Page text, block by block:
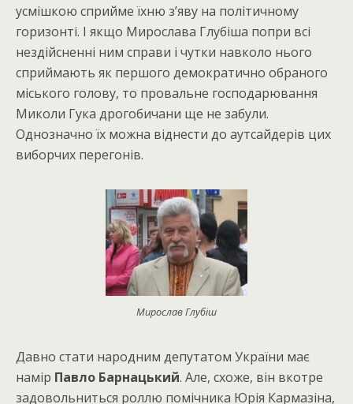
усмішкою сприйме їхню з’яву на політичному
горизонті. І якщо Мирослава Глубіша попри всі
нездійсненні ним справи і чутки навколо нього
сприймають як першого демократично обраного
міського голову, то провальне господарювання
Миколи Гука дрогобичани ще не забули.
Однозначно їх можна віднести до аутсайдерів цих
виборчих перегонів.
Мирослав Глубіш
Давно стати народним депутатом України має
намір Павло Барнацький. Але, схоже, він вкотре
задовольниться роллю помічника Юрія Кармазіна,